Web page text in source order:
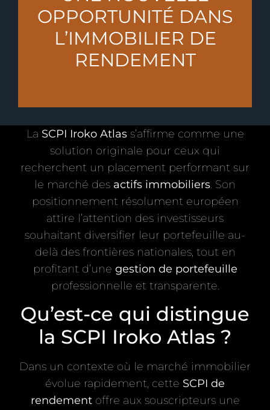
OPPORTUNITÉ DANS
L’IMMOBILIER DE
RENDEMENT
La SCPI Iroko Atlass’affirme comme une
solution originale pour ceux qui
recherchent un placement performant sur
le marché des actifs immobiliers. Son
positionnement résolument européen
attire l’attention des investisseurs
souhaitant diversifier leur portefeuille au-
delà des frontières nationales, tout en
profitant d’une gestion de portefeuille
professionnelle et transparente.
Qu’est-ce qui distingue
la SCPI Iroko Atlas ?
Dans un contexte où le marché immobilier
évolue rapidement, cette SCPI de
rendementoffre aux souscripteurs une